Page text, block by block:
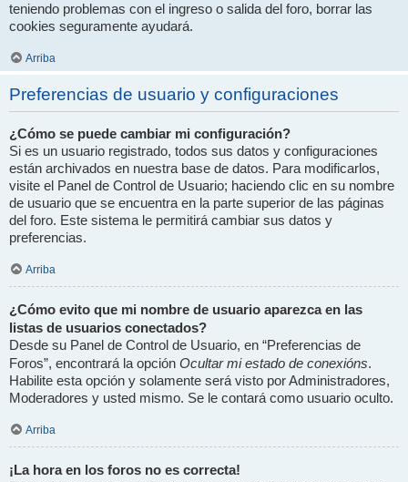
teniendo problemas con el ingreso o salida del foro, borrar las
cookies seguramente ayudará.
Arriba
Preferencias de usuario y configuraciones
¿Cómo se puede cambiar mi configuración?
Si es un usuario registrado, todos sus datos y configuraciones
están archivados en nuestra base de datos. Para modificarlos,
visite el Panel de Control de Usuario; haciendo clic en su nombre
de usuario que se encuentra en la parte superior de las páginas
del foro. Este sistema le permitirá cambiar sus datos y
preferencias.
Arriba
¿Cómo evito que mi nombre de usuario aparezca en las
listas de usuarios conectados?
Desde su Panel de Control de Usuario, en “Preferencias de
Foros”, encontrará la opción Ocultar mi estado de conexións.
Habilite esta opción y solamente será visto por Administradores,
Moderadores y usted mismo. Se le contará como usuario oculto.
Arriba
¡La hora en los foros no es correcta!